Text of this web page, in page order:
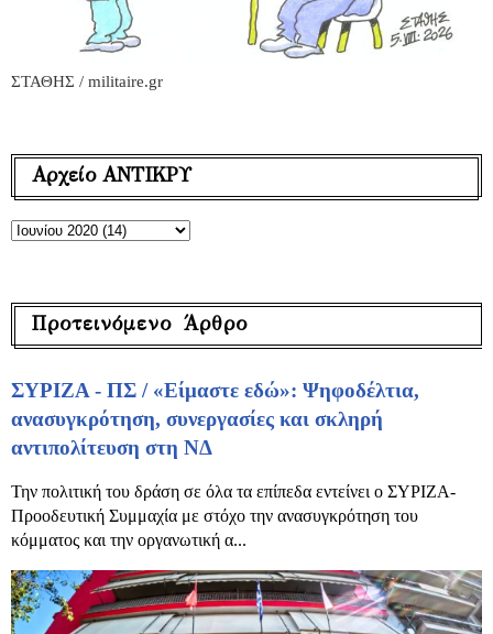
ΣΤΑΘΗΣ / militaire.gr
Αρχείο ΑΝΤΙΚΡΥ
Προτεινόμενο Άρθρο
ΣΥΡΙΖΑ - ΠΣ / «Είμαστε εδώ»: Ψηφοδέλτια,
ανασυγκρότηση, συνεργασίες και σκληρή
αντιπολίτευση στη ΝΔ
Την πολιτική του δράση σε όλα τα επίπεδα εντείνει ο ΣΥΡΙΖΑ-
Προοδευτική Συμμαχία με στόχο την ανασυγκρότηση του
κόμματος και την οργανωτική α...